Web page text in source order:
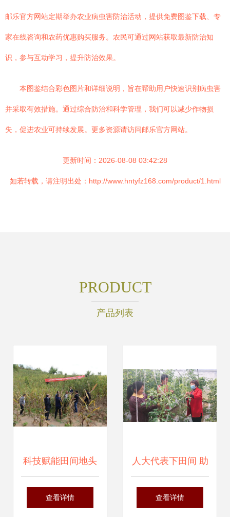
邮乐官方网站定期举办农业病虫害防治活动，提供免费图鉴下载、专
家在线咨询和农药优惠购买服务。农民可通过网站获取最新防治知
识，参与互动学习，提升防治效果。
本图鉴结合彩色图片和详细说明，旨在帮助用户快速识别病虫害
并采取有效措施。通过综合防治和科学管理，我们可以减少作物损
失，促进农业可持续发展。更多资源请访问邮乐官方网站。
更新时间：2026-08-08 03:42:28
如若转载，请注明出处：http://www.hntyfz168.com/product/1.html
PRODUCT
产品列表
科技赋能田间地头
县科协全国科普
查看详情
人大代表下田间 助
力春耕促发展——
查看详情